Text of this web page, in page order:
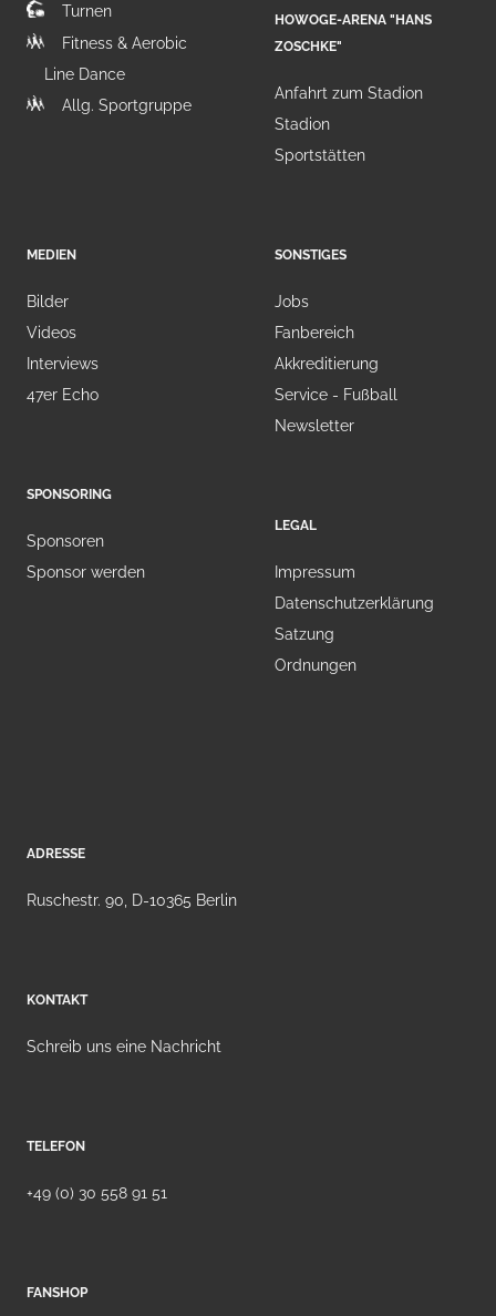
Turnen
Fitness & Aerobic
Line Dance
Allg. Sportgruppe
HOWOGE-ARENA "HANS
ZOSCHKE"
Anfahrt zum Stadion
Stadion
Sportstätten
MEDIEN
Bilder
Videos
Interviews
47er Echo
SPONSORING
Sponsoren
Sponsor werden
SONSTIGES
Jobs
Fanbereich
Akkreditierung
Service - Fußball
Newsletter
LEGAL
Impressum
Datenschutzerklärung
Satzung
Ordnungen
ADRESSE
Ruschestr. 90, D-10365 Berlin
KONTAKT
Schreib uns eine Nachricht
TELEFON
+49 (0) 30 558 91 51
FANSHOP